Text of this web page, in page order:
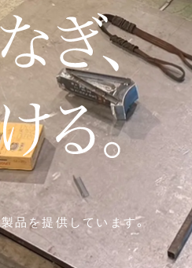
製品を提供しています。